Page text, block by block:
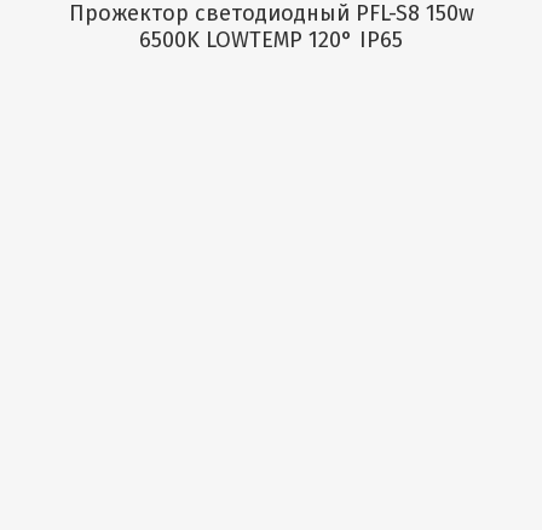
Прожектор светодиодный PFL-S8 150w
6500K LOWTEMP 120° IP65